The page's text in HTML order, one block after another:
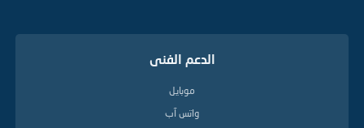
الدعم الفنى
موبايل
واتس آب